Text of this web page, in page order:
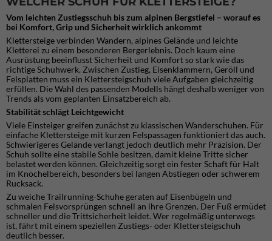
Vom leichten Zustiegsschuh bis zum alpinen Bergstiefel – worauf es
bei Komfort, Grip und Sicherheit wirklich ankommt
Klettersteige verbinden Wandern, alpines Gelände und leichte
Kletterei zu einem besonderen Bergerlebnis. Doch kaum eine
Ausrüstung beeinflusst Sicherheit und Komfort so stark wie das
richtige Schuhwerk. Zwischen Zustieg, Eisenklammern, Geröll und
Felsplatten muss ein Klettersteigschuh viele Aufgaben gleichzeitig
erfüllen. Die Wahl des passenden Modells hängt deshalb weniger von
Trends als vom geplanten Einsatzbereich ab.
Stabilität schlägt Leichtgewicht
Viele Einsteiger greifen zunächst zu klassischen Wanderschuhen. Für
einfache Klettersteige mit kurzen Felspassagen funktioniert das auch.
Schwierigeres Gelände verlangt jedoch deutlich mehr Präzision. Der
Schuh sollte eine stabile Sohle besitzen, damit kleine Tritte sicher
belastet werden können. Gleichzeitig sorgt ein fester Schaft für Halt
im Knöchelbereich, besonders bei langen Abstiegen oder schwerem
Rucksack.
Zu weiche Trailrunning-Schuhe geraten auf Eisenbügeln und
schmalen Felsvorsprüngen schnell an ihre Grenzen. Der Fuß ermüdet
schneller und die Trittsicherheit leidet. Wer regelmäßig unterwegs
ist, fährt mit einem speziellen Zustiegs- oder Klettersteigschuh
deutlich besser.